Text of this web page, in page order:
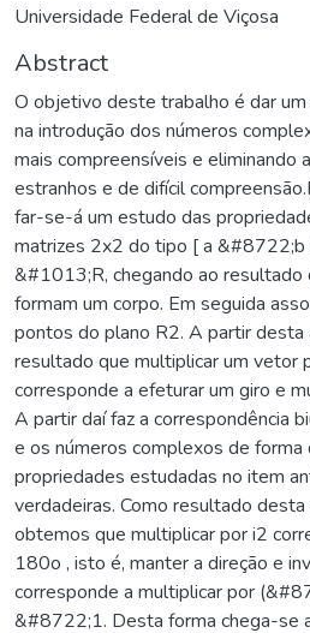
Universidade Federal de Viçosa
Abstract
O objetivo deste trabalho é dar
na introdução dos números
mais compreensíveis e eliminando
estranhos e de difícil
far-se-á um estudo das
matrizes 2x2 do tipo [ a &#8722;b
&#1013;R, chegando ao resultado
formam um corpo. Em seguida
pontos do plano R2. A partir desta
resultado que multiplicar um vetor
corresponde a efeturar um giro e
A partir daí faz a correspondência
e os números complexos de forma
propriedades estudadas no item
verdadeiras. Como resultado
obtemos que multiplicar por i2
180o , isto é, manter a direção e
corresponde a multiplicar por
&#8722;1. Desta forma chega-se